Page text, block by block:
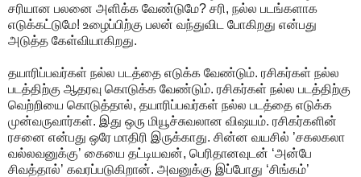
சரியான பலனை அளிக்க வேண்டுமே? சரி, நல்ல படங்களாக
எடுக்கட்டுமே! உழைப்பிற்கு பலன் வந்துவிட போகிறது என்பது
அடுத்த கேள்வியாகிறது.
தயாரிப்பவர்கள் நல்ல படத்தை எடுக்க வேண்டும். ரசிகர்கள் நல்ல
படத்திற்கு ஆதரவு கொடுக்க வேண்டும். ரசிகர்கள் நல்ல படத்திற்கு
வெற்றியை கொடுத்தால், தயாரிப்பவர்கள் நல்ல படத்தை எடுக்க
முன்வருவார்கள். இது ஒரு மியூச்சுவலான விஷயம். ரசிகர்களின்
ரசனை என்பது ஒரே மாதிரி இருக்காது. சின்ன வயசில் ’சகலகலா
வல்லவனுக்கு’ கையை தட்டியவன், பெரிதானவுடன் ‘அன்பே
சிவத்தால்’ கவரப்படுகிறான். அவனுக்கு இப்போது ‘சிங்கம்’